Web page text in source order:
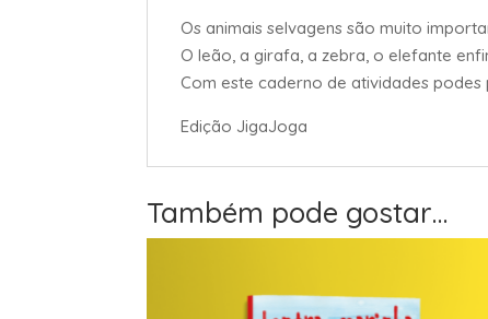
Os animais selvagens são muito
O leão, a girafa, a zebra, o elefante
Com este caderno de atividades
Edição JigaJoga
Também pode gostar…